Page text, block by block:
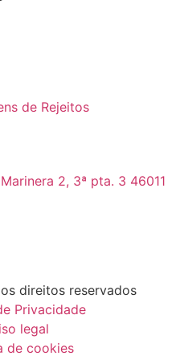
de Rejeitos
2, 3ª pta. 3 46011
direitos reservados
Privacidade
legal
de cookies